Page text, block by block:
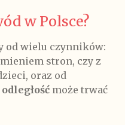
w Polsce?
od wielu czynników:
stron, czy z
oraz od
może trwać